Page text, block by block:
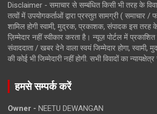
Disclaimer - समाचार से सम्बंधित किसी भी तरह के
तत्वों में उपयोगकर्ताओं द्वारा प्रस्तुत सामग्री ( समाचार /
शामिल होगी स्वामी, मुद्रक, प्रकाशक, संपादक इस तरह
ज़िम्मेदार नहीं स्वीकार करता है। न्यूज़ पोर्टल में
संवाददाता / खबर देने वाला स्वयं जिम्मेदार होगा,
की कोई भी जिम्मेदारी नहीं होगी. सभी विवादों का न्यायक्षेत्र
हमसे सम्पर्क करें
Owner - NEETU DEWANGAN